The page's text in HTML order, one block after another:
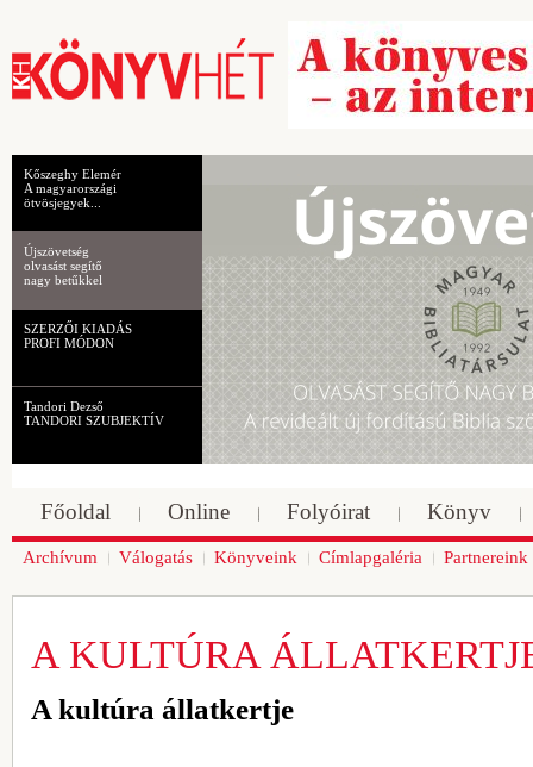
Kőszeghy Elemér
A magyarországi
ötvösjegyek...
Újszövetség
olvasást segítő
nagy betűkkel
SZERZŐI KIADÁS
PROFI MÓDON
Tandori Dezső
TANDORI SZUBJEKTÍV
Főoldal Online Folyóirat Könyv
Archívum Válogatás Könyveink Címlapgaléria Partnereink
A KULTÚRA
A kultúra állatkertje